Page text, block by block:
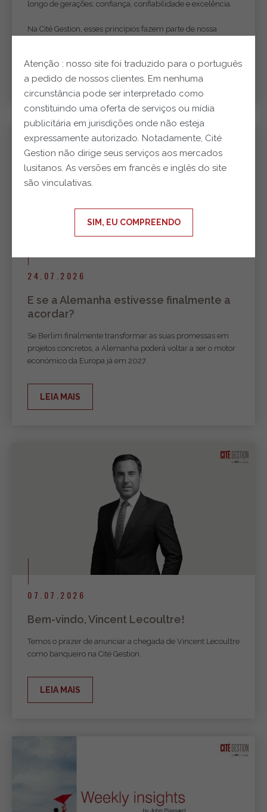
longo de gerações: confiança, confiabilidade e excelência.
Na Cité Gestion, esses princípios fazem parte de nossa
VER A PUBLICAÇÃO NO LINKEDIN
24.07.2026
E se a Alemanha estivesse finalmente a
acordar?
Se Berlim finalmente transformar as suas promessas em
projetos concretos, a Alemanha poderá voltar a ser o motor
económico da Europa já em 2027.
LEIA MAIS
07.07.2026
Bem-vindo, Vincent Lecoultre!
Temos o prazer de anunciar a chegada de Vincent Lecoultre
como banqueiro na Cité Gestion.
LEIA MAIS
Atenção : nosso site foi traduzido para o português
a pedido de nossos clientes. Em nenhuma
circunstância pode ser interpretado como
constituindo uma oferta de serviços ou mídia
publicitária em jurisdições onde não esteja
expressamente autorizado. Notadamente, Cité
Gestion não dirige seus serviços aos mercados
lusitanos. As versões em francês e inglês do site
são vinculativas.
SIM, EU COMPREENDO